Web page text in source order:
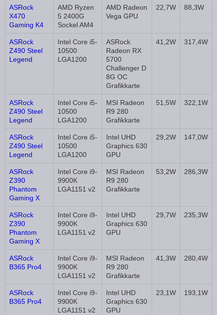
ASRock
X470
Gaming K4
AMD Ryzen
5 2400G
Sockel AM4
AMD Radeon
Vega GPU
22,7W 88,3W
ASRock
Z490 Steel
Legend
Intel Core i5-
10500
LGA1200
ASRock
Radeon RX
5700
Challenger D
8G OC
Grafikkarte
41,2W 317,4W
ASRock
Z490 Steel
Legend
Intel Core i5-
10500
LGA1200
MSI Radeon
R9 280
Grafikkarte
51,5W 322,1W
ASRock
Z490 Steel
Legend
Intel Core i5-
10500
LGA1200
Intel UHD
Graphics 630
GPU
29,2W 147,0W
ASRock
Z390
Phantom
Gaming X
Intel Core i9-
9900K
LGA1151 v2
MSI Radeon
R9 280
Grafikkarte
53,2W 286,3W
ASRock
Z390
Phantom
Gaming X
Intel Core i9-
9900K
LGA1151 v2
Intel UHD
Graphics 630
GPU
29,7W 235,3W
ASRock
B365 Pro4
Intel Core i9-
9900K
LGA1151 v2
MSI Radeon
R9 280
Grafikkarte
41,3W 280,4W
ASRock
B365 Pro4
Intel Core i9-
9900K
LGA1151 v2
Intel UHD
Graphics 630
GPU
23,1W 193,1W